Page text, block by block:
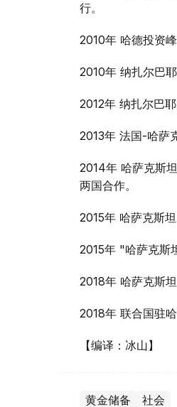
行。
2010年 哈德投资
2010年 纳扎尔巴
2012年 纳扎尔巴
2013年 法国-哈萨
2014年 哈萨克斯
两国合作。
2015年 哈萨克斯
2015年 "哈萨克斯
2018年 哈萨克斯
2018年 联合国驻
【编译：冰山】
黄金储备 社会